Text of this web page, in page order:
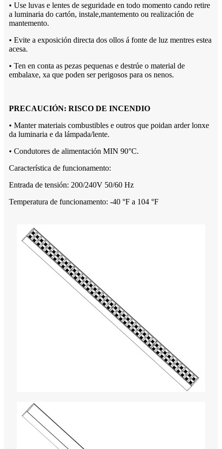
• Use luvas e lentes de seguridade en todo momento cando retire
a luminaria do cartón, instale,mantemento ou realización de
mantemento.
• Evite a exposición directa dos ollos á fonte de luz mentres estea
acesa.
• Ten en conta as pezas pequenas e destrúe o material de
embalaxe, xa que poden ser perigosos para os nenos.
PRECAUCIÓN: RISCO DE INCENDIO
• Manter materiais combustibles e outros que poidan arder lonxe
da luminaria e da lámpada/lente.
• Condutores de alimentación MIN 90°C.
Característica de funcionamento:
Entrada de tensión: 200/240V 50/60 Hz
Temperatura de funcionamento: -40 °F a 104 °F